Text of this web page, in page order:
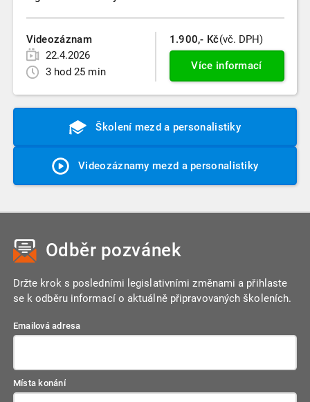
Videozáznam
22.4.2026
3 hod 25 min
1.900,- Kč(vč. DPH)
Více informací
Školení mezd a personalistiky
Videozáznamy mezd a personalistiky
Odběr pozvánek
Držte krok s posledními legislativními změnami a přihlaste
se k odběru informací o aktuálně připravovaných školeních.
Emailová adresa
Místa konání